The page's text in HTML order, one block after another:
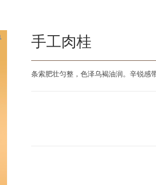
手工肉桂
条索肥壮匀整，色泽乌褐油润。辛锐感